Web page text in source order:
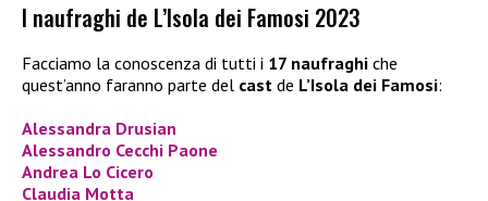
I naufraghi de L’Isola dei Famosi 2023
Facciamo la conoscenza di tutti i 17 naufraghi che
quest’anno faranno parte del cast de L’Isola dei Famosi:
Alessandra Drusian
Alessandro Cecchi Paone
Andrea Lo Cicero
Claudia Motta